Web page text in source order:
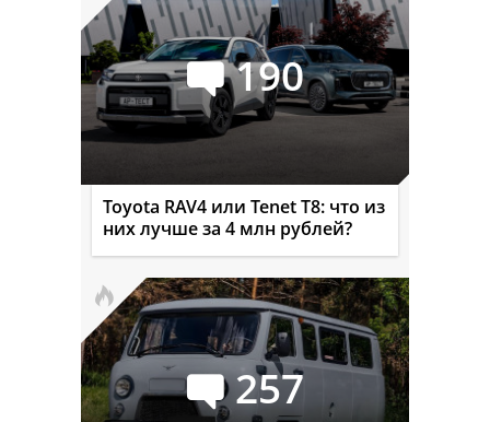
190
Toyota RAV4 или Tenet T8: что из
них лучше за 4 млн рублей?
257